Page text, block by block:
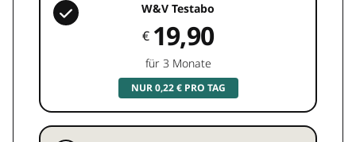
W&V Testabo
€ 19,90
für 3 Monate
NUR 0,22 € PRO TAG